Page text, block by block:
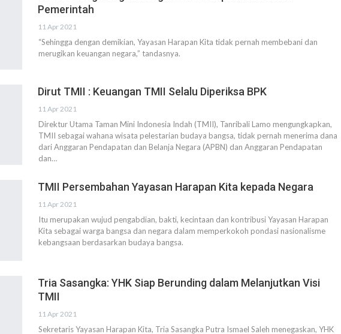
Pemerintah
11 Apr 2021
“Sehingga dengan demikian, Yayasan Harapan Kita tidak pernah membebani dan
merugikan keuangan negara,” tandasnya.
Dirut TMII : Keuangan TMII Selalu Diperiksa BPK
11 Apr 2021
Direktur Utama Taman Mini Indonesia Indah (TMII), Tanribali Lamo mengungkapkan,
TMII sebagai wahana wisata pelestarian budaya bangsa, tidak pernah menerima dana
dari Anggaran Pendapatan dan Belanja Negara (APBN) dan Anggaran Pendapatan
dan…
TMII Persembahan Yayasan Harapan Kita kepada Negara
11 Apr 2021
Itu merupakan wujud pengabdian, bakti, kecintaan dan kontribusi Yayasan Harapan
Kita sebagai warga bangsa dan negara dalam memperkokoh pondasi nasionalisme
kebangsaan berdasarkan budaya bangsa.
Tria Sasangka: YHK Siap Berunding dalam Melanjutkan Visi
TMII
11 Apr 2021
Sekretaris Yayasan Harapan Kita, Tria Sasangka Putra Ismael Saleh menegaskan, YHK